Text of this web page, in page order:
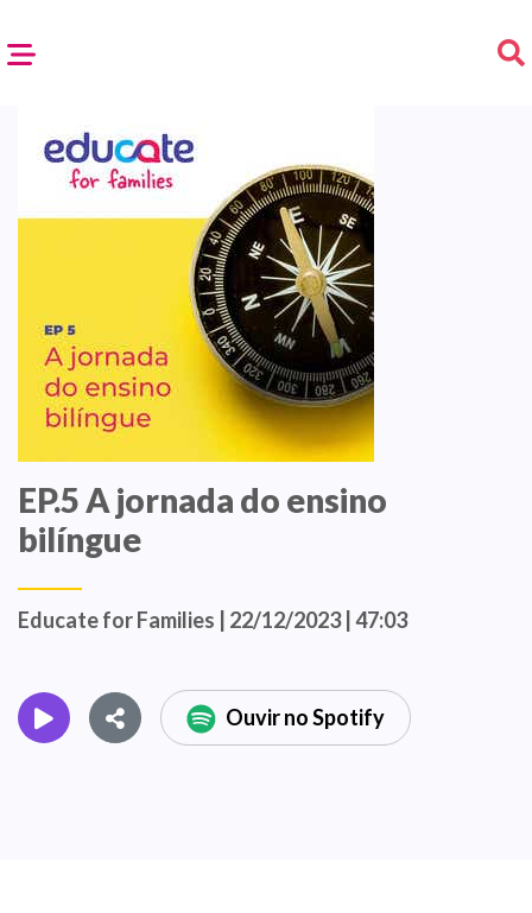
EP.5 A jornada do ensino
bilíngue
Educate for Families | 22/12/2023 | 47:03
Ouvir no Spotify